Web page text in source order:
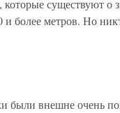
существуют о
и более метров. Но
были внешне очень